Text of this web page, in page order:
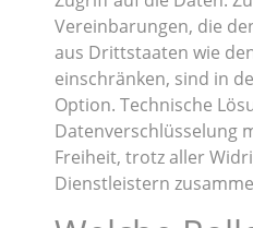
Vereinbarungen, die
aus Drittstaaten wie
einschränken, sind in
Option. Technische
Datenverschlüsselung
Freiheit, trotz aller
Dienstleistern